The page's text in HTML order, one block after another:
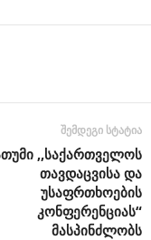
შემდეგი სტატია
,,საქართველოს
თავდაცვისა და
უსაფრთხოების
კონფერენციას“
მასპინძლობს